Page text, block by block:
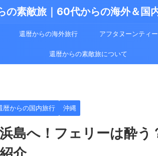
の素敵旅｜60代からの海外＆国
還暦からの海外旅行 アフタヌーンティー
還暦からの素敵旅について
暦からの国内旅行 沖縄
島へ！フェリーは酔う